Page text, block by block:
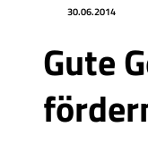
Gute
30.06.2014